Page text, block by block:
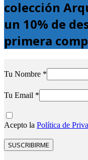
colección
un 10% de
primera
Tu Nombre *
Tu Email *
Acepto la Política de